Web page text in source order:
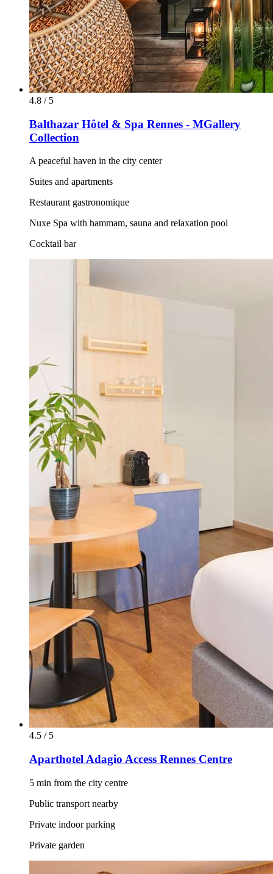
4.8 / 5
Balthazar Hôtel & Spa Rennes - MGallery
Collection
A peaceful haven in the city center
Suites and apartments
Restaurant gastronomique
Nuxe Spa with hammam, sauna and relaxation pool
Cocktail bar
4.5 / 5
Aparthotel Adagio Access Rennes Centre
5 min from the city centre
Public transport nearby
Private indoor parking
Private garden